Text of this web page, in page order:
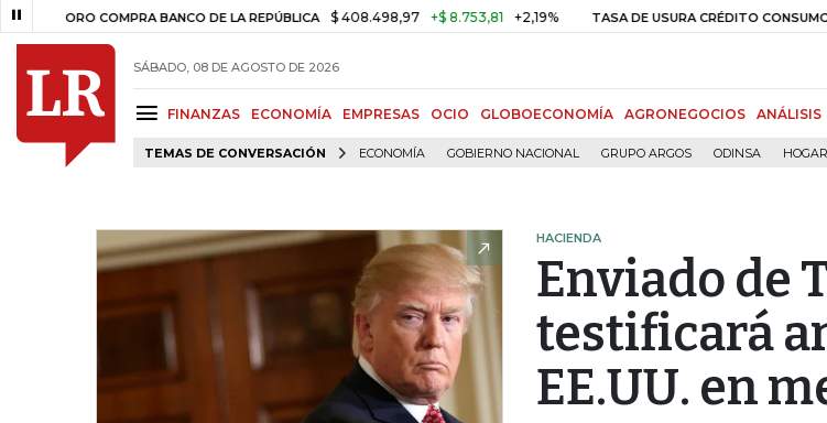
ORO COMPRA BANCO DE LA REPÚBLICA $ 408.498,97 +$ 8.753,81 +2,19% TASA DE USURA CRÉDITO CONSUMO
SÁBADO, 08 DE AGOSTO DE 2026
FINANZAS ECONOMÍA EMPRESAS OCIO GLOBOECONOMÍA AGRONEGOCIOS ANÁLISIS
TEMAS DE CONVERSACIÓN ECONOMÍA GOBIERNO NACIONAL GRUPO ARGOS ODINSA HOGAR
HACIENDA
Enviado de
testificará
EE.UU. en